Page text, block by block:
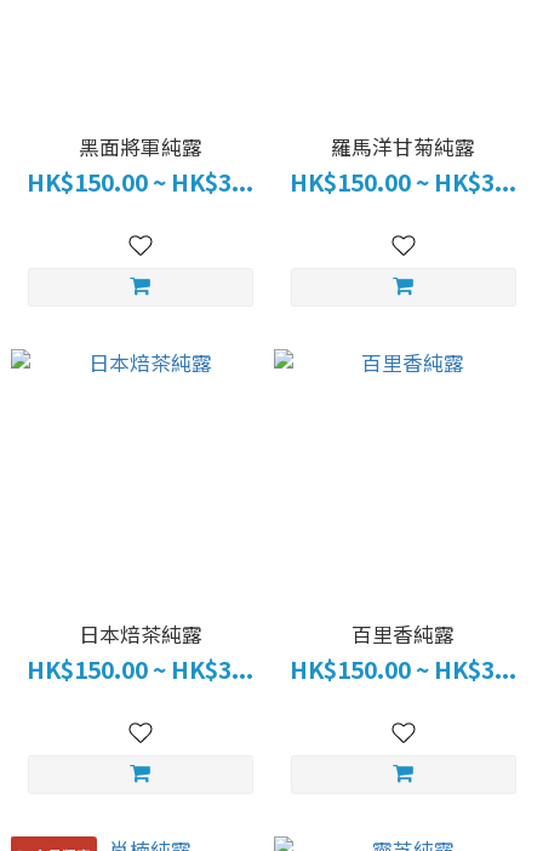
黑面將軍純露
HK$150.00 ~ HK$3...
羅馬洋甘菊純露
HK$150.00 ~ HK$3...
日本焙茶純露
HK$150.00 ~ HK$3...
百里香純露
HK$150.00 ~ HK$3...